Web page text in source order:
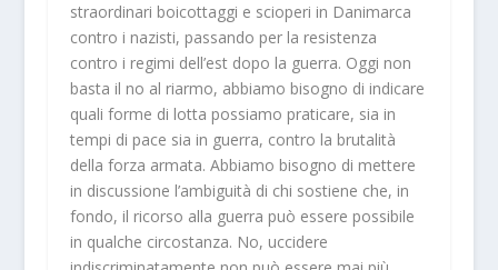
straordinari boicottaggi e scioperi in Danimarca
contro i nazisti, passando per la resistenza
contro i regimi dell’est dopo la guerra. Oggi non
basta il no al riarmo, abbiamo bisogno di indicare
quali forme di lotta possiamo praticare, sia in
tempi di pace sia in guerra, contro la brutalità
della forza armata. Abbiamo bisogno di mettere
in discussione l’ambiguità di chi sostiene che, in
fondo, il ricorso alla guerra può essere possibile
in qualche circostanza. No, uccidere